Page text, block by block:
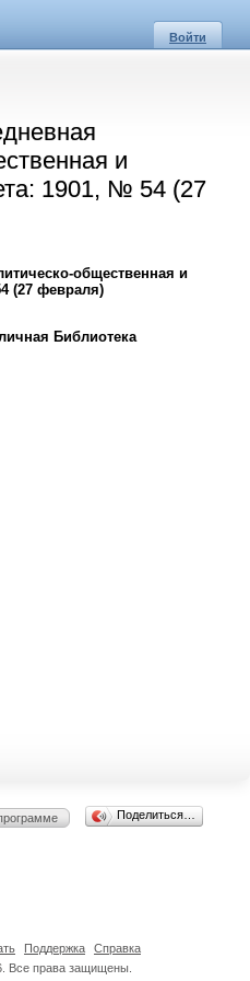
Войти
и
1901, № 54 (27
общественная и
(27 февраля)
Библиотека
Поделиться…
Все права защищены.
Поддержка Справка